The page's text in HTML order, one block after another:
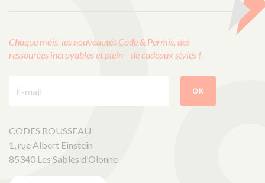
Chaque mois, les nouveautés Code & Permis, des
ressources incroyables et plein de cadeaux stylés !
OK
CODES ROUSSEAU
1, rue Albert Einstein
85340 Les Sables d’Olonne